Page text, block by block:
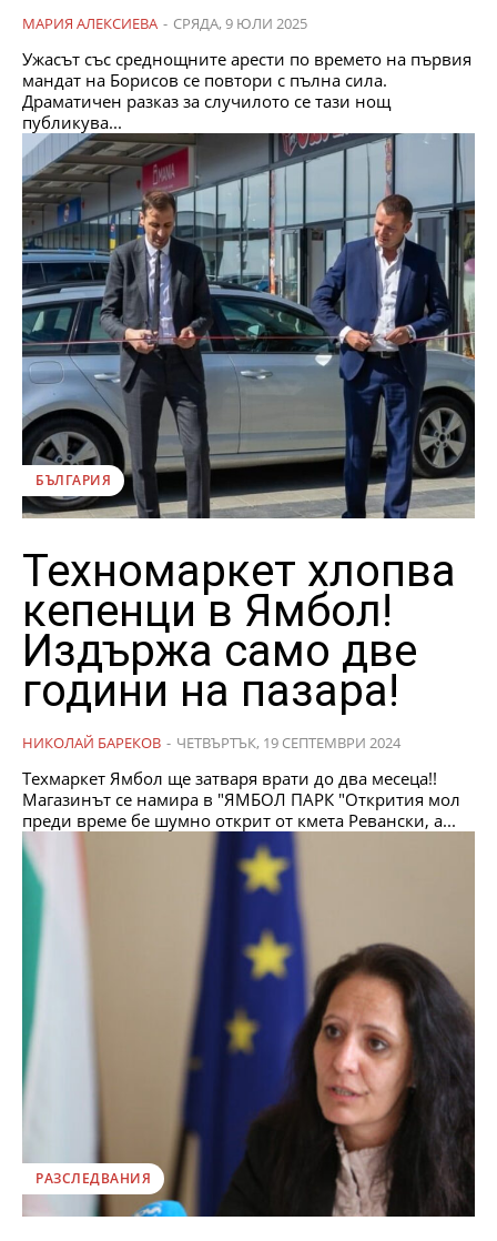
МАРИЯ АЛЕКСИЕВА - СРЯДА, 9 ЮЛИ 2025
Ужасът със среднощните арести по времето на първия
мандат на Борисов се повтори с пълна сила.
Драматичен разказ за случилото се тази нощ
публикува...
БЪЛГАРИЯ
Техномаркет хлопва
кепенци в Ямбол!
Издържа само две
години на пазара!
НИКОЛАЙ БАРЕКОВ - ЧЕТВЪРТЪК, 19 СЕПТЕМВРИ 2024
Техмаркет Ямбол ще затваря врати до два месеца!!
Магазинът се намира в "ЯМБОЛ ПАРК "Открития мол
преди време бе шумно открит от кмета Ревански, а...
РАЗСЛЕДВАНИЯ